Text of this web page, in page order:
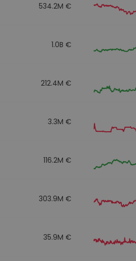
534.2M €
1.0B €
212.4M €
3.3M €
116.2M €
303.9M €
35.9M €